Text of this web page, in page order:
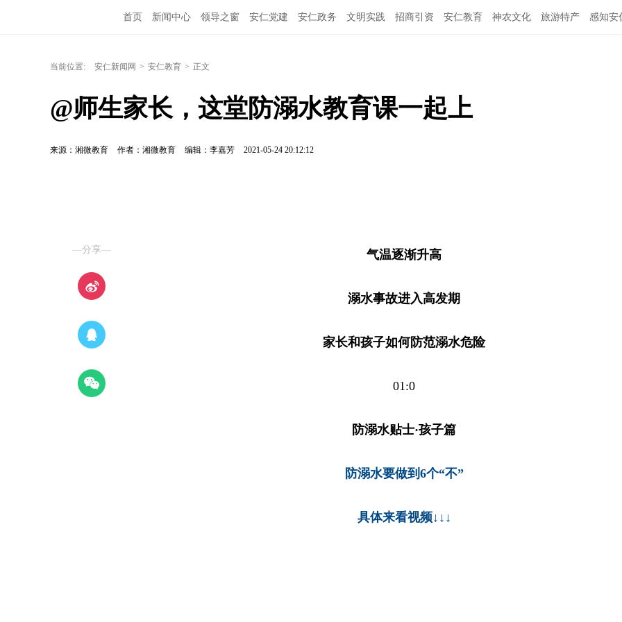
首页 新闻中心 领导之窗 安仁党建 安仁政务 文明实践 招商引资 安仁教育 神农文化 旅游特产 感知安
当前位置: 安仁新闻网 > 安仁教育 > 正文
@师生家长，这堂防溺水教育课一起上
来源：湘微教育 作者：湘微教育 编辑：李嘉芳 2021-05-24 20:12:12
—分享— 气温逐渐升高
溺水事故进入高发期
家长和孩子如何防范溺水危险
01:0
防溺水贴士·孩子篇
防溺水要做到6个“不”
具体来看视频↓↓↓